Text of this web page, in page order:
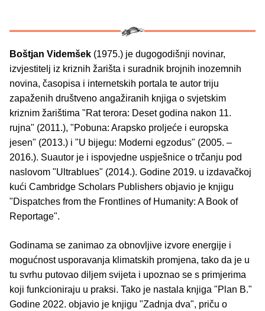
Boštjan Videmšek (1975.) je dugogodišnji novinar,
izvjestitelj iz kriznih žarišta i suradnik brojnih inozemnih
novina, časopisa i internetskih portala te autor triju
zapaženih društveno angažiranih knjiga o svjetskim
kriznim žarištima "Rat terora: Deset godina nakon 11.
rujna" (2011.), "Pobuna: Arapsko proljeće i europska
jesen" (2013.) i "U bijegu: Moderni egzodus" (2005. –
2016.). Suautor je i ispovjedne uspješnice o trčanju pod
naslovom "Ultrablues" (2014.). Godine 2019. u izdavačkoj
kući Cambridge Scholars Publishers objavio je knjigu
"Dispatches from the Frontlines of Humanity: A Book of
Reportage".
Godinama se zanimao za obnovljive izvore energije i
mogućnost usporavanja klimatskih promjena, tako da je u
tu svrhu putovao diljem svijeta i upoznao se s primjerima
koji funkcioniraju u praksi. Tako je nastala knjiga "Plan B."
Godine 2022. objavio je knjigu "Zadnja dva", priču o